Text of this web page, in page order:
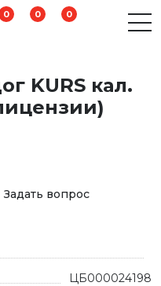
0 0 0
KURS кал.
Задать вопрос
ЦБ000024198